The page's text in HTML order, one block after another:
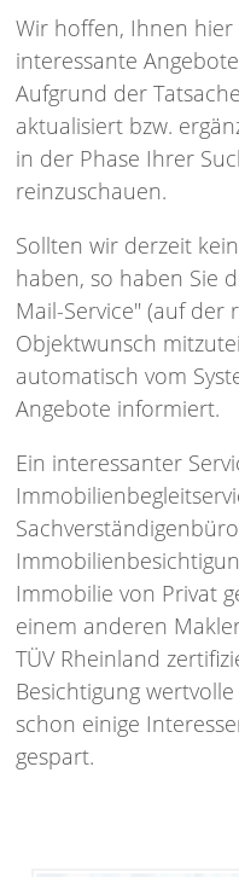
Objektart
Wohnfläche
Anzahl Zimmer
Kaufpreis
Objektart
Wohnfläche
Kaltmiete
Objektart
Grundstücksgröße
Wir hoffen, Ihnen
interessante
Aufgrund der
aktualisiert bzw.
in der Phase Ihrer
reinzuschauen.
Sollten wir derzeit
haben, so haben Sie
Mail-Service" (auf der
Objektwunsch
automatisch vom
Angebote informiert.
Ein interessanter
Immobilie von Privat
einem anderen
TÜV Rheinland
Besichtigung
schon einige
gespart.